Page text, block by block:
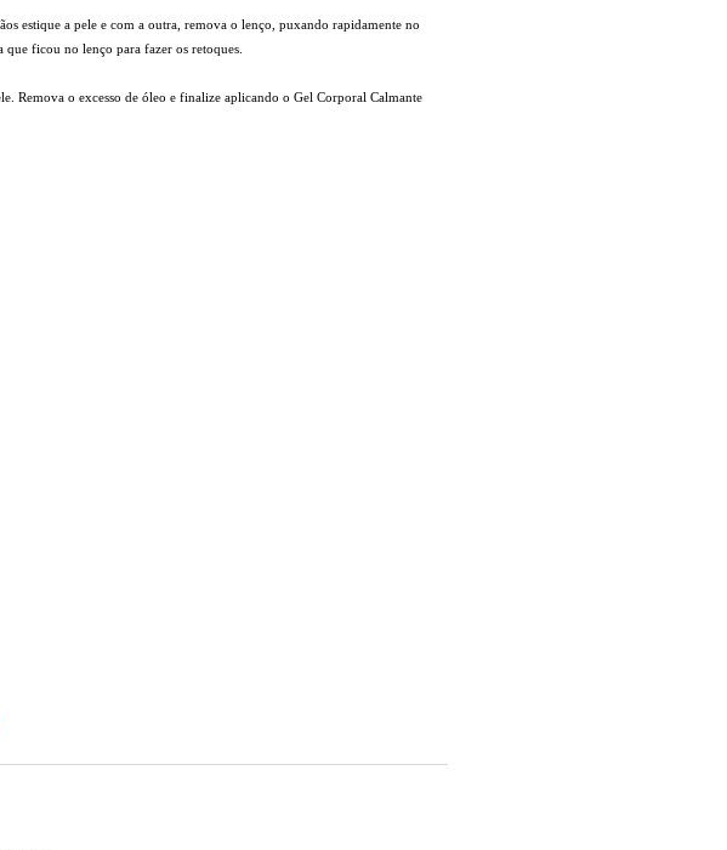
estique a pele e com a outra, remova o lenço, puxando rapidamente no
ficou no lenço para fazer os retoques.
Remova o excesso de óleo e finalize aplicando o Gel Corporal Calmante